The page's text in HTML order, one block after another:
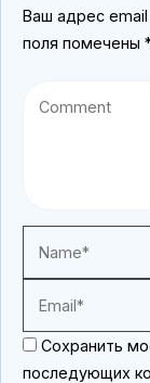
Ваш адрес email
поля помечены
Сохранить
последующих